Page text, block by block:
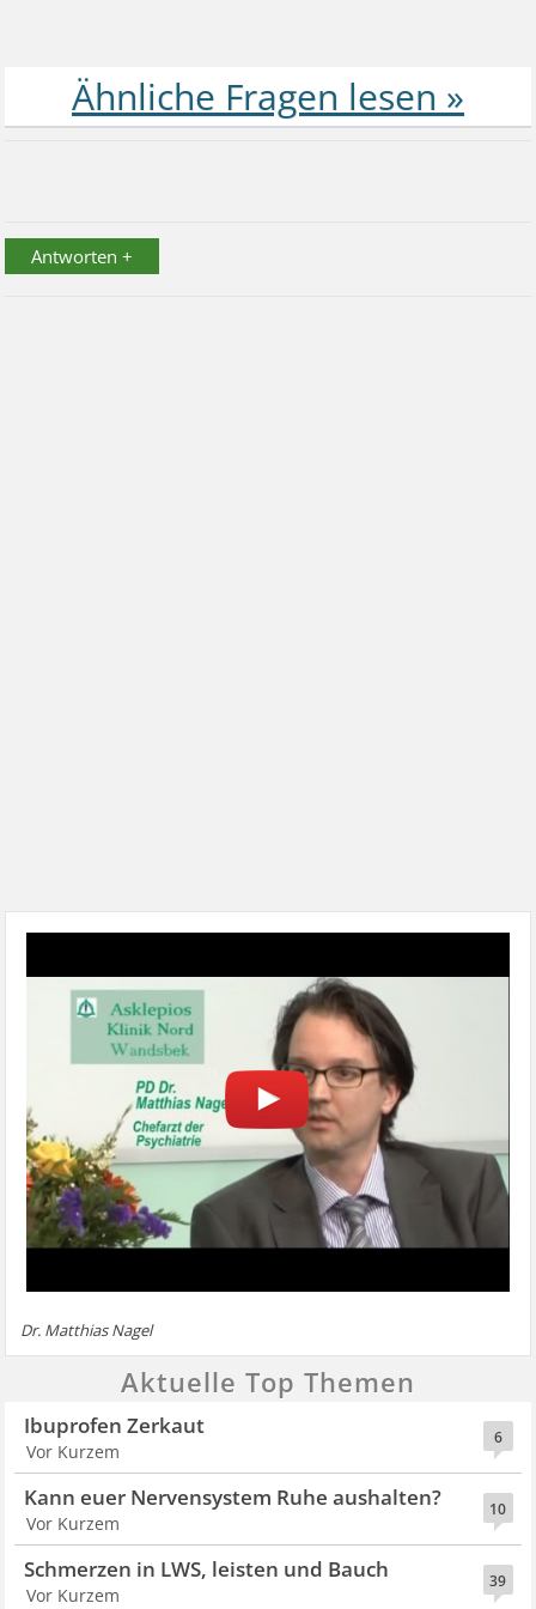
Antworten +
Dr. Matthias Nagel
Aktuelle Top Themen
6
Ibuprofen Zerkaut
Vor Kurzem
10
Kann euer Nervensystem Ruhe aushalten?
Vor Kurzem
39
Schmerzen in LWS, leisten und Bauch
Vor Kurzem